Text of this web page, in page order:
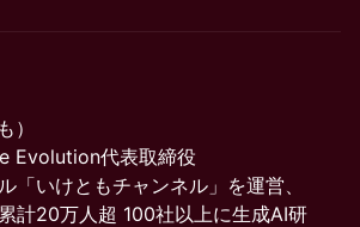
）
Evolution代表取締役
「いけともチャンネル」を運営、
計20万人超 100社以上に生成AI研